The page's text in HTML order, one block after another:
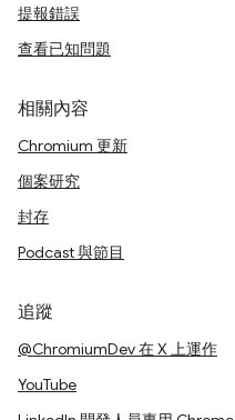
提報錯誤
查看已知問題
相關內容
Chromium 更新
個案研究
封存
Podcast 與節目
追蹤
@ChromiumDev 在 X 上運作
YouTube